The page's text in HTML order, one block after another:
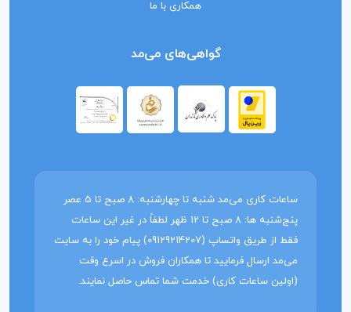
همکاری با ما
گواهی‌های می‌مد
ساعات کاری می‌مد شنبه تا چهارشنبه: 8 صبح تا 5 عصر
پنج‌شنبه ها: 8 صبح تا 12 ظهر لطفاً در غیر این ساعات
فقط از طریق واتساپ (09129214207) پیام خود را به سایت
می‌مد ارسال فرمایید تا همکاران فروش در اسرع وقت
(اولین ساعات کاری) خدمت شما تماس حاصل نمایند.